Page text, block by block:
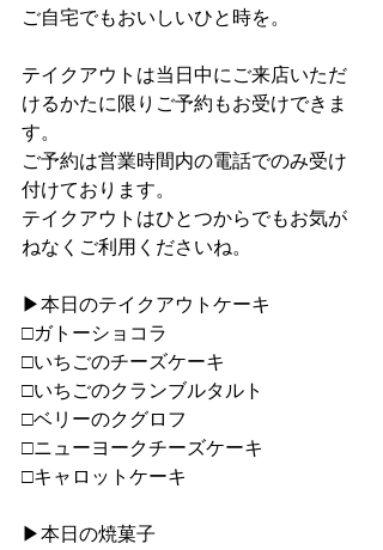
ご自宅でもおいしいひと時を。
テイクアウトは当日中にご来店いただ
けるかたに限りご予約もお受けできま
す。
ご予約は営業時間内の電話でのみ受け
付けております。
テイクアウトはひとつからでもお気が
ねなくご利用くださいね。
▶︎本日のテイクアウトケーキ
□ガトーショコラ
□いちごのチーズケーキ
□いちごのクランブルタルト
□ベリーのクグロフ
□ニューヨークチーズケーキ
□キャロットケーキ
▶︎本日の焼菓子